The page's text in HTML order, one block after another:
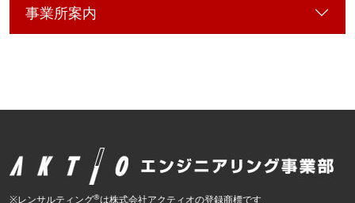
事業所案内
※レンサルティング®は株式会社アクティオの登録商標です